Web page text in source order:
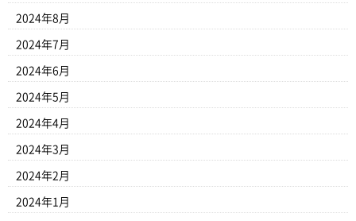
2024年8月
2024年7月
2024年6月
2024年5月
2024年4月
2024年3月
2024年2月
2024年1月